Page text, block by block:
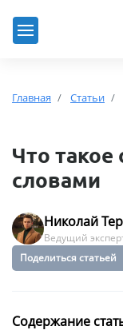
Главная Статьи
Что
словами
Николай
Ведущий
Поделиться статьей
Содержание